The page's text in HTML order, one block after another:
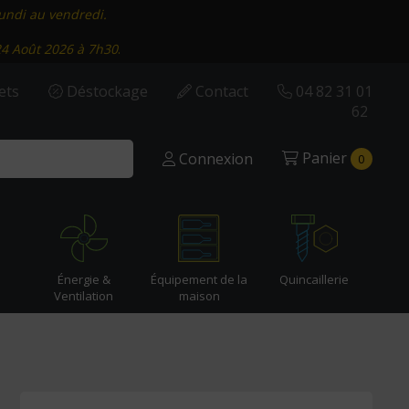
au vendredi.
Août 2026 à 7h30.
Déstockage Contact
04 82 31 01
62
Connexion Panier 0
Énergie &
Ventilation
Équipement de la
maison
Quincaillerie